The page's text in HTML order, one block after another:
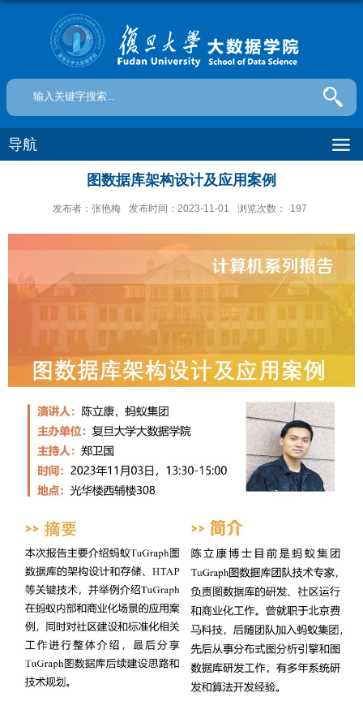
导航
图数据库架构设计及应用案例
发布者：张艳梅 发布时间：2023-11-01 浏览次数： 197